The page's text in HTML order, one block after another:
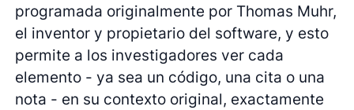
programada originalmente por Thomas Muhr,
el inventor y propietario del software, y esto
permite a los investigadores ver cada
elemento - ya sea un código, una cita o una
nota - en su contexto original, exactamente